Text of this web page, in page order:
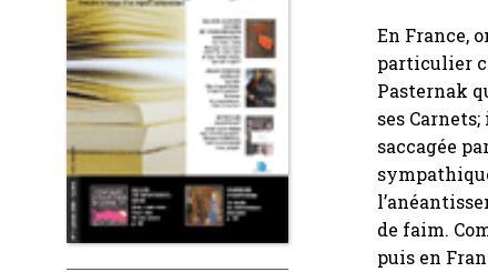
En France,
particulier
Pasternak
ses
saccagée
de faim.
puis en